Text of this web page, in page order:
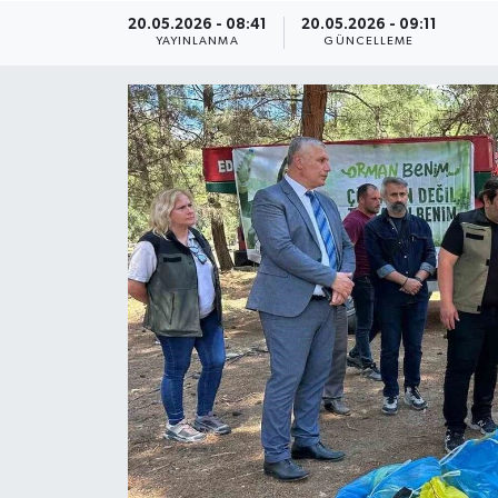
20.05.2026 - 08:41
YAYINLANMA
20.05.2026 - 09:11
GÜNCELLEME
Dış Haberler
EĞİTİM
EKONOMİ
English News
Flaş Haber
Gayrimenkul